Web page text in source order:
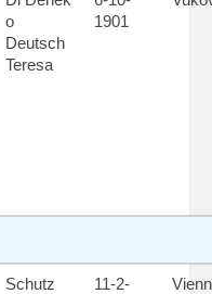
o
Deutsch
Teresa
1901
Schutz
11-2-